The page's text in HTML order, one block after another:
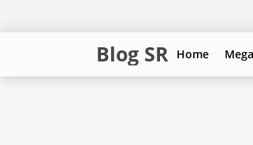
Blog SR Home